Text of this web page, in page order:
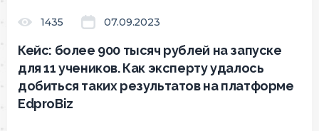
1435 07.09.2023
Кейс: более 900 тысяч рублей на запуске
для 11 учеников. Как эксперту удалось
добиться таких результатов на платформе
EdproBiz